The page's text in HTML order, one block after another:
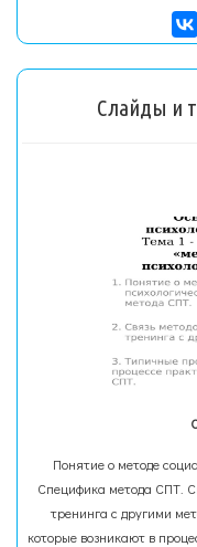
Слайды и
Понятие о методе
Специфика метода СПТ.
тренинга с другими
которые возникают в